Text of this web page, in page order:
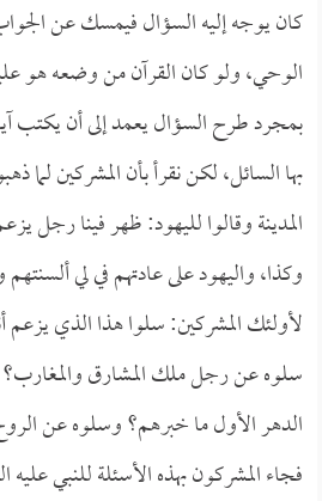
كان يوجه إليه السؤال فيمسك عن
الوحي، ولو كان القرآن من وضعه هو
بمجرد طرح السؤال يعمد إلى أن يكتب
بها السائل، لكن نقرأ بأن المشركين لما
المدينة وقالوا لليهود: ظهر فينا رجل
وكذا، واليهود على عادتهم في لي
لأولئك المشركين: سلوا هذا الذي يزعم
سلوه عن رجل ملك المشارق
الدهر الأول ما خبرهم؟ وسلوه عن
فجاء المشركون بهذه الأسئلة للنبي